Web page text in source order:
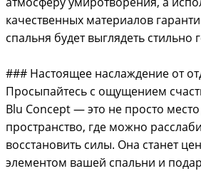
качественных материалов
спальня будет выглядеть стильно
### Настоящее наслаждение от
Просыпайтесь с ощущением
Blu Concept — это не просто место
пространство, где можно
восстановить силы. Она станет
элементом вашей спальни и